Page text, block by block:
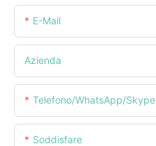
E-Mail
Azienda
Telefono/WhatsApp/Skype
Soddisfare